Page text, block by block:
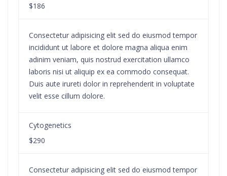
$186
Consectetur adipisicing elit sed do eiusmod tempor
incididunt ut labore et dolore magna aliqua enim
adinim veniam, quis nostrud exercitation ullamco
laboris nisi ut aliquip ex ea commodo consequat.
Duis aute irureti dolor in reprehenderit in voluptate
velit esse cillum dolore.
Cytogenetics
$290
Consectetur adipisicing elit sed do eiusmod tempor